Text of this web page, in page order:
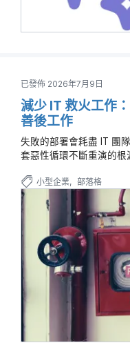
已發佈 2026年7月9日
減少 IT 救火工作
善後工作
失敗的部署會耗盡 IT 團
套惡性循環不斷重演的根
小型企業 部落格